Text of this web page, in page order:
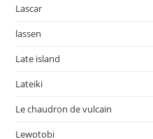
Lascar
lassen
Late island
Lateiki
Le chaudron de vulcain
Lewotobi